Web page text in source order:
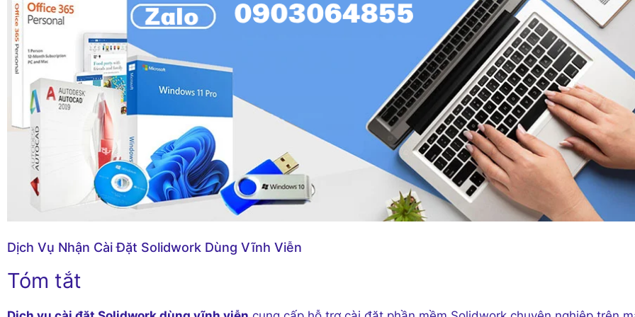
Dịch Vụ Nhận Cài Đặt Solidwork Dùng Vĩnh Viễn
Tóm tắt